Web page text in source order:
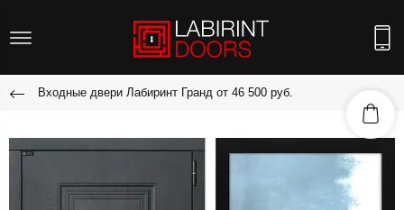
Входные двери Лабиринт Гранд от 46 500 руб.